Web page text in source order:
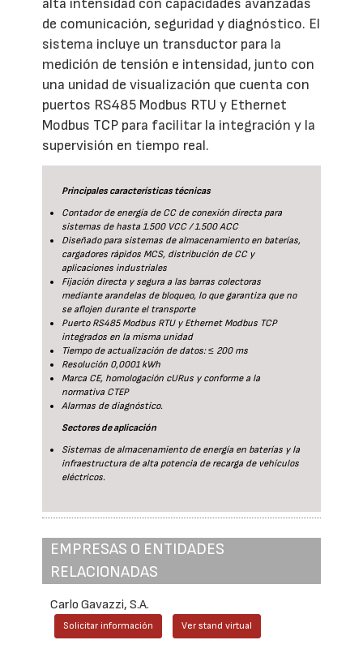
alta intensidad con capacidades avanzadas
de comunicación, seguridad y diagnóstico. El
sistema incluye un transductor para la
medición de tensión e intensidad, junto con
una unidad de visualización que cuenta con
puertos RS485 Modbus RTU y Ethernet
Modbus TCP para facilitar la integración y la
supervisión en tiempo real.
Principales características técnicas
Contador de energía de CC de conexión directa para
sistemas de hasta 1.500 VCC / 1.500 ACC
Diseñado para sistemas de almacenamiento en baterías,
cargadores rápidos MCS, distribución de CC y
aplicaciones industriales
Fijación directa y segura a las barras colectoras
mediante arandelas de bloqueo, lo que garantiza que no
se aflojen durante el transporte
Puerto RS485 Modbus RTU y Ethernet Modbus TCP
integrados en la misma unidad
Tiempo de actualización de datos: ≤ 200 ms
Resolución 0,0001 kWh
Marca CE, homologación cURus y conforme a la
normativa CTEP
Alarmas de diagnóstico.
Sectores de aplicación
Sistemas de almacenamiento de energía en baterías y la
infraestructura de alta potencia de recarga de vehículos
eléctricos.
EMPRESAS O ENTIDADES
RELACIONADAS
Carlo Gavazzi, S.A.
Solicitar información Ver stand virtual